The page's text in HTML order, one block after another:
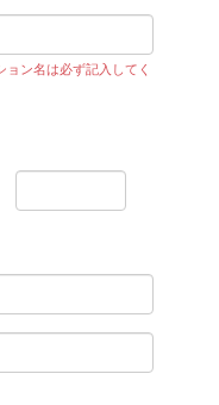
ン名は必ず記入してく